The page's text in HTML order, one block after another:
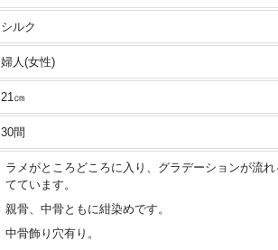
シルク
婦人(女性)
21㎝
30間
ラメがところどころに入り、グラデーションが流
てています。
親骨、中骨ともに紺染めです。
中骨飾り穴有り。